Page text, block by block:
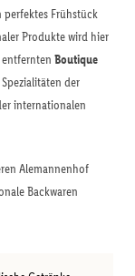
Frühstück
Produkte wird hier
Boutique
der
internationalen
Alemannenhof
Backwaren